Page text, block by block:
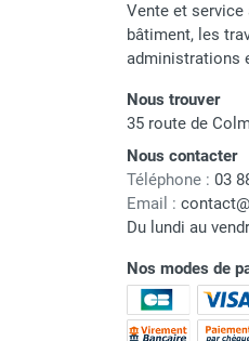
Vente et service
bâtiment, les
administrations
Nous trouver
35 route de
Nous contacter
Téléphone : 03
Email :
Du lundi au
Nos modes de